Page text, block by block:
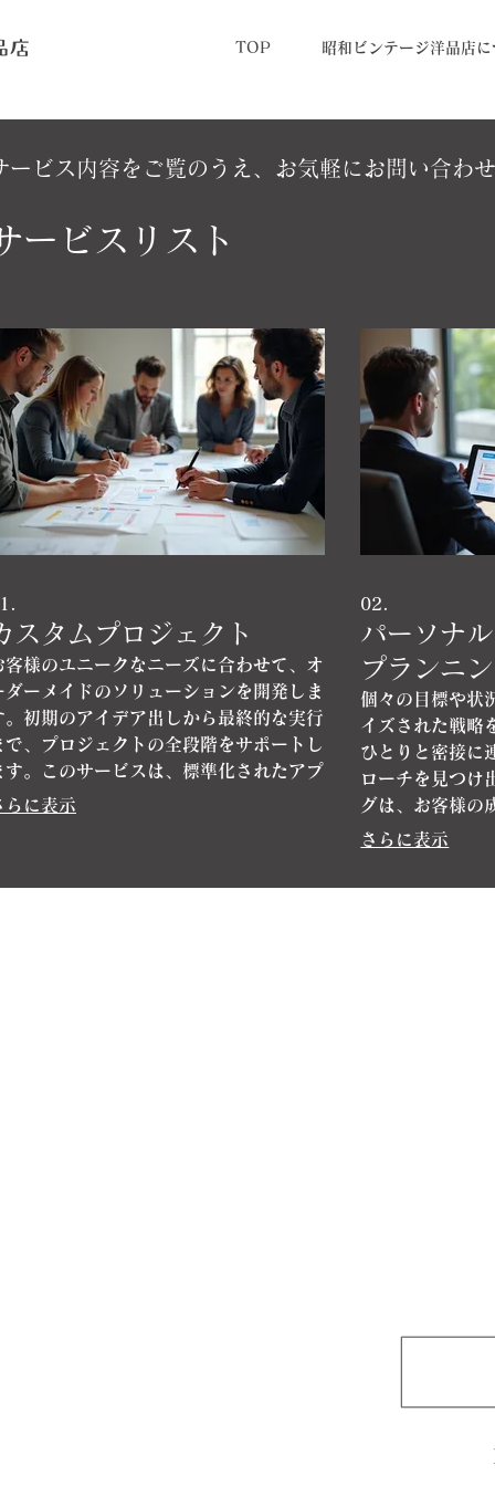
TOP 昭和ビンテージ洋品店
ービス内容をご覧のうえ、お気軽にお問い合わ
ービスリスト
スタムプロジェクト
客様のユニークなニーズに合わせて、オ
ダーメイドのソリューションを開発しま
。初期のアイデア出しから最終的な実行
で、プロジェクトの全段階をサポートし
す。このサービスは、標準化されたアプ
ーチでは対応できない、複雑で特注の課
らに表示
02.
パーソナ
プランニ
個々の目標や状
イズされた戦略
ひとりと密接に
ローチを見つけ
グは、お客様の
筋を明確にする
さらに表示